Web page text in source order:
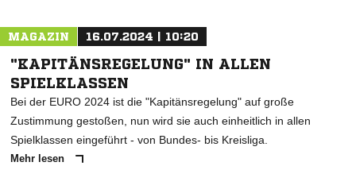
MAGAZIN 16.07.2024 | 10:20
"KAPITÄNSREGELUNG" IN ALLEN
SPIELKLASSEN
Bei der EURO 2024 ist die "Kapitänsregelung" auf große
Zustimmung gestoßen, nun wird sie auch einheitlich in allen
Spielklassen eingeführt - von Bundes- bis Kreisliga.
Mehr lesen